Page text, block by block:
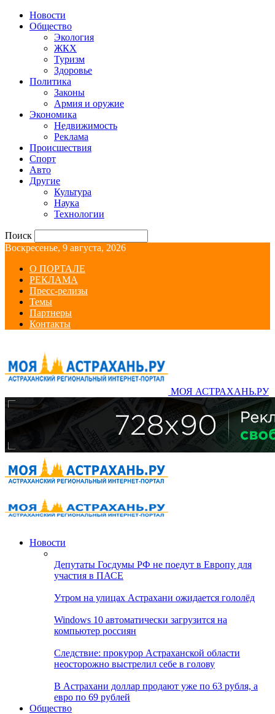
Новости
Общество
Экология
ЖКХ
Туризм
Здоровье
Политика
Законы
Армия и оружие
Экономика
Недвижимость
Реклама
Происшествия
Спорт
Авто
Другие
Культура
Наука
Технологии
Поиск
Воскресенье, 9 августа, 2026
О ПОРТАЛЕ
РЕКЛАМА
Пресс-релизы
Темы
Партнеры
Контакты
МОЯ АСТРАХАНЬ.РУ
Новости
Депутаты Госдумы РФ не поедут в Европу для
участия в ПАСЕ
Утром на улицах Астрахани ожидается гололёд
Windows 10 автоматически загрузится на
компьютер россиян
Следствие: прокурор Астраханской области
неосторожно выстрелил себе в голову
В Астрахани доллар продают уже по 63 рубля, а
евро по 69 рублей
Общество